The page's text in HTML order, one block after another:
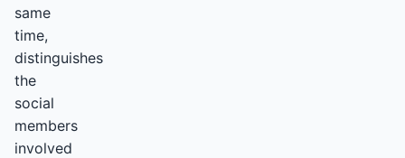
same
time,
distinguishes
the
social
members
involved